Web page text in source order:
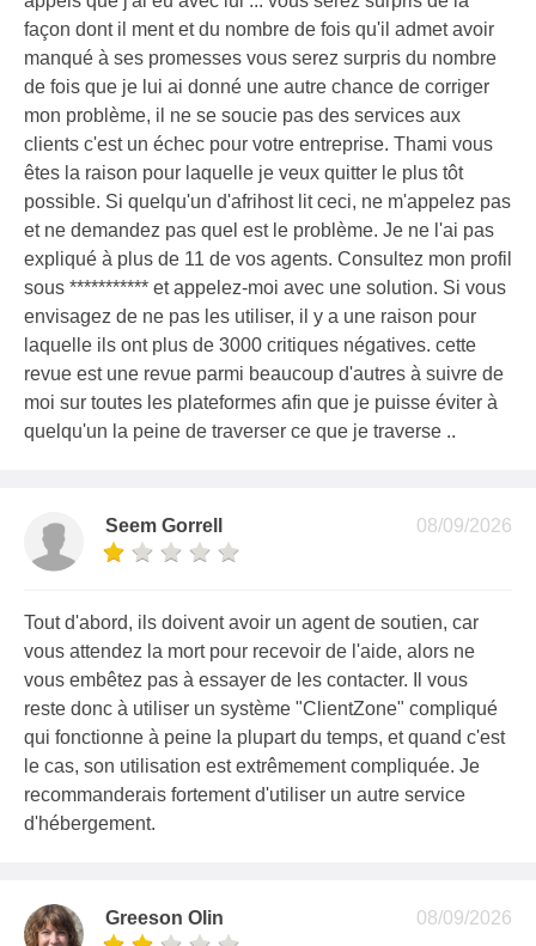
façon dont il ment et du nombre de fois qu'il admet avoir
manqué à ses promesses vous serez surpris du nombre
de fois que je lui ai donné une autre chance de corriger
mon problème, il ne se soucie pas des services aux
clients c'est un échec pour votre entreprise. Thami vous
êtes la raison pour laquelle je veux quitter le plus tôt
possible. Si quelqu'un d'afrihost lit ceci, ne m'appelez pas
et ne demandez pas quel est le problème. Je ne l'ai pas
expliqué à plus de 11 de vos agents. Consultez mon profil
sous *********** et appelez-moi avec une solution. Si vous
envisagez de ne pas les utiliser, il y a une raison pour
laquelle ils ont plus de 3000 critiques négatives. cette
revue est une revue parmi beaucoup d'autres à suivre de
moi sur toutes les plateformes afin que je puisse éviter à
quelqu'un la peine de traverser ce que je traverse ..
08/09/2026
Seem Gorrell
Tout d'abord, ils doivent avoir un agent de soutien, car
vous attendez la mort pour recevoir de l'aide, alors ne
vous embêtez pas à essayer de les contacter. Il vous
reste donc à utiliser un système "ClientZone" compliqué
qui fonctionne à peine la plupart du temps, et quand c'est
le cas, son utilisation est extrêmement compliquée. Je
recommanderais fortement d'utiliser un autre service
d'hébergement.
08/09/2026
Greeson Olin